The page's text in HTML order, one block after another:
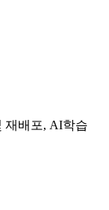
재배포, AI학습